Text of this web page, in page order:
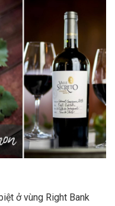
ở vùng Right Bank